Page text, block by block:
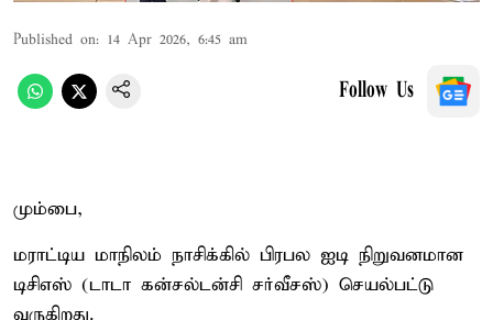
Published on: 14 Apr 2026, 6:45 am
Follow Us
மும்பை,
மராட்டிய மாநிலம் நாசிக்கில் பிரபல ஐடி நிறுவனமான
டிசிஎஸ் (டாடா கன்சல்டன்சி சர்வீசஸ்) செயல்பட்டு
வருகிறது.